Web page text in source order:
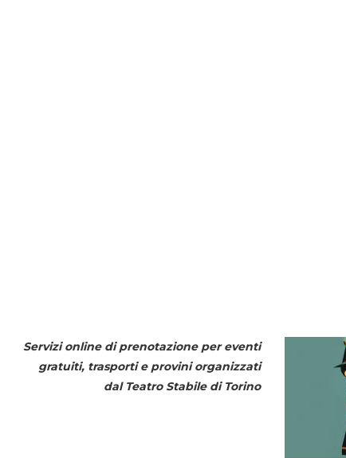
Servizi online di prenotazione per eventi
gratuiti, trasporti e provini organizzati
dal Teatro Stabile di Torino